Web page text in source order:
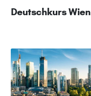
Deutschkurs Wien